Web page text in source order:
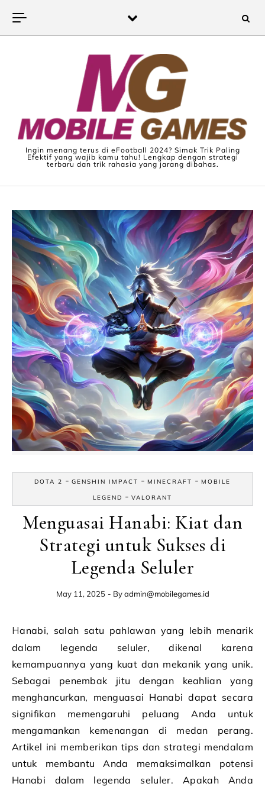
Ingin menang terus di eFootball 2024? Simak Trik Paling
Efektif yang wajib kamu tahu! Lengkap dengan strategi
terbaru dan trik rahasia yang jarang dibahas.
DOTA 2 - GENSHIN IMPACT - MINECRAFT - MOBILE
LEGEND - VALORANT
Menguasai Hanabi: Kiat dan
Strategi untuk Sukses di
Legenda Seluler
May 11, 2025 - Byadmin@mobilegames.id
Hanabi, salah satu pahlawan yang lebih menarik
dalam legenda seluler, dikenal karena
kemampuannya yang kuat dan mekanik yang unik.
Sebagai penembak jitu dengan keahlian yang
menghancurkan, menguasai Hanabi dapat secara
signifikan memengaruhi peluang Anda untuk
mengamankan kemenangan di medan perang.
Artikel ini memberikan tips dan strategi mendalam
untuk membantu Anda memaksimalkan potensi
Hanabi dalam legenda seluler. Apakah Anda